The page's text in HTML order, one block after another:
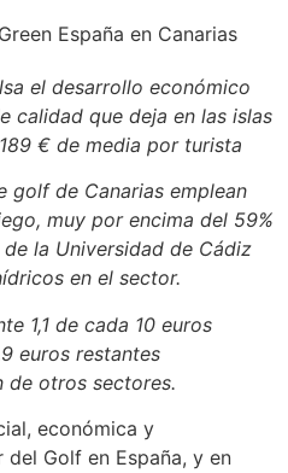
el desarrollo económico
calidad que deja en las islas
€ de media por turista
golf de Canarias emplean
muy por encima del 59%
la Universidad de Cádiz
en el sector.
1,1 de cada 10 euros
euros restantes
de otros sectores.
económica y
Golf en España, y en